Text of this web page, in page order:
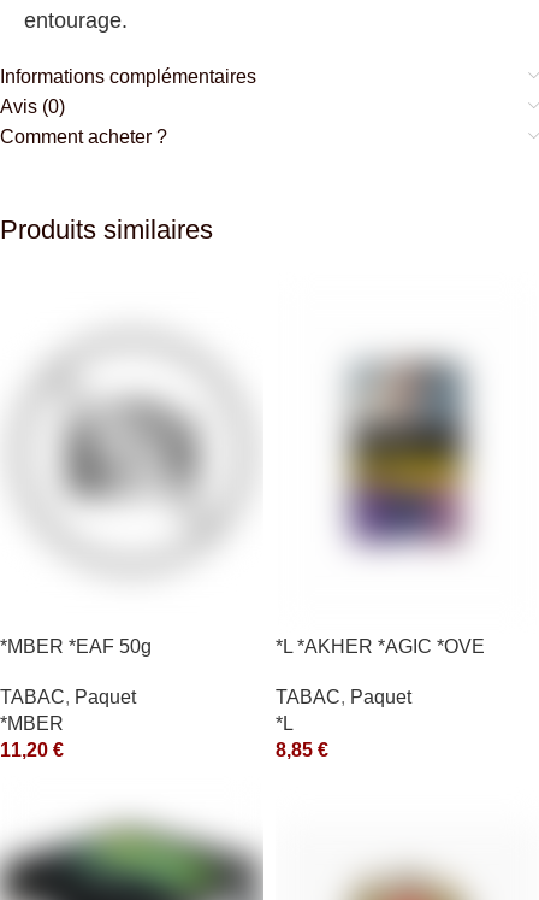
entourage.
Informations complémentaires
Avis (0)
Comment acheter ?
Produits similaires
*MBER *EAF 50g
TABAC, Paquet
*MBER
11,20 €
*L *AKHER *AGIC *OVE
TABAC, Paquet
*L
8,85 €